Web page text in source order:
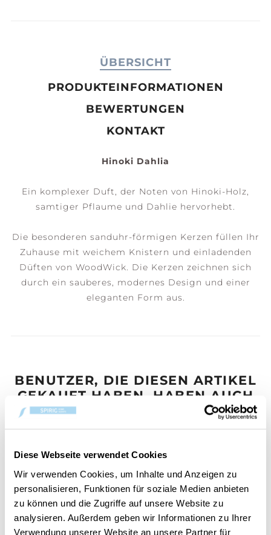
Diese Webseite verwendet Cookies
Wir verwenden Cookies, um Inhalte und Anzeigen zu
personalisieren, Funktionen für soziale Medien anbieten
zu können und die Zugriffe auf unsere Website zu
analysieren. Außerdem geben wir Informationen zu Ihrer
Verwendung unserer Website an unsere Partner für
ÜBERSICHT
PRODUKTEINFORMATIONEN
BEWERTUNGEN
KONTAKT
Hinoki Dahlia
Ein komplexer Duft, der Noten von Hinoki-Holz,
samtiger Pflaume und Dahlie hervorhebt.
Die besonderen sanduhr-förmigen Kerzen füllen Ihr
Zuhause mit weichem Knistern und einladenden
Düften von WoodWick. Die Kerzen zeichnen sich
durch ein sauberes, modernes Design und einer
eleganten Form aus.
BENUTZER, DIE DIESEN ARTIKEL
GEKAUFT HABEN, HABEN AUCH